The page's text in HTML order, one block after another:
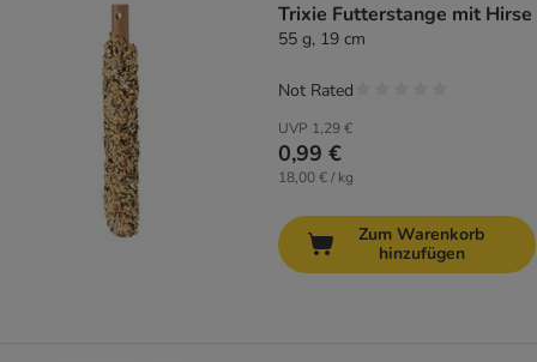
Trixie Futterstange mit Hirse
55 g, 19 cm
UVP 1,29 €
0,99 €
18,00 € / kg
Not Rated
Zum Warenkorb
hinzufügen